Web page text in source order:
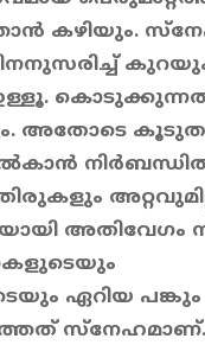
കഴിയും.
അതോടെ
അതിവേഗം
ഏറിയ പങ്കും